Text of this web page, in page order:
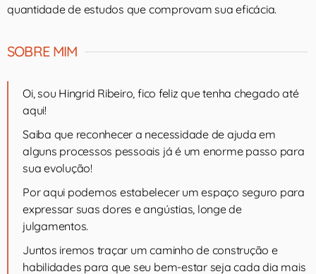
quantidade de estudos que comprovam sua eficácia.
SOBRE MIM
Oi, sou Hingrid Ribeiro, fico feliz que tenha chegado até
aqui!
Saiba que reconhecer a necessidade de ajuda em
alguns processos pessoais já é um enorme passo para
sua evolução!
Por aqui podemos estabelecer um espaço seguro para
expressar suas dores e angústias, longe de
julgamentos.
Juntos iremos traçar um caminho de construção e
habilidades para que seu bem-estar seja cada dia mais